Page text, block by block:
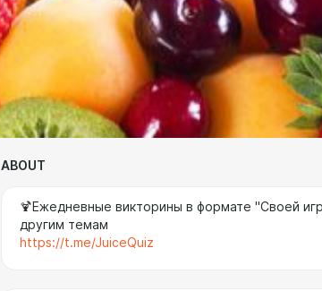
ABOUT
🍹Ежедневные викторины в формате "Своей
другим темам
https://t.me/JuiceQuiz